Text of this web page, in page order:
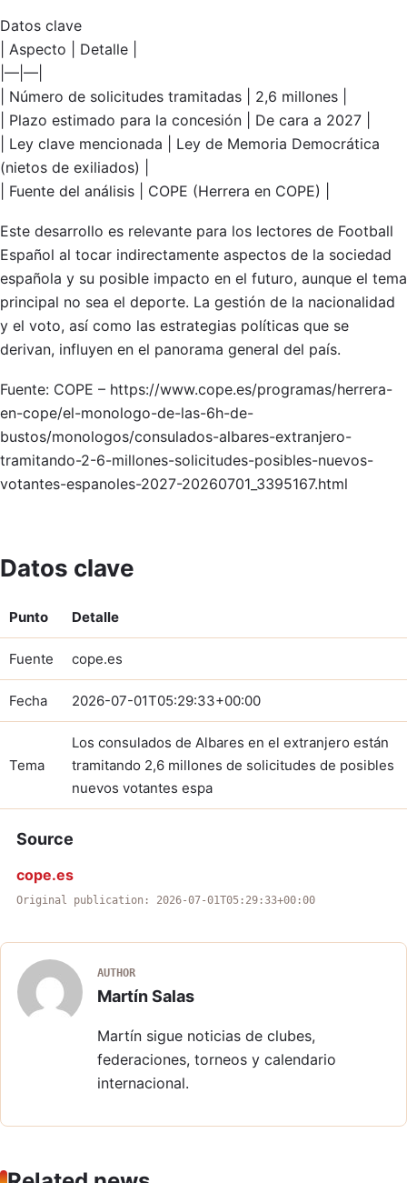
Datos clave
| Aspecto | Detalle |
|—|—|
| Número de solicitudes tramitadas | 2,6 millones |
| Plazo estimado para la concesión | De cara a 2027 |
| Ley clave mencionada | Ley de Memoria Democrática
(nietos de exiliados) |
| Fuente del análisis | COPE (Herrera en COPE) |
Este desarrollo es relevante para los lectores de Football
Español al tocar indirectamente aspectos de la sociedad
española y su posible impacto en el futuro, aunque el tema
principal no sea el deporte. La gestión de la nacionalidad
y el voto, así como las estrategias políticas que se
derivan, influyen en el panorama general del país.
Fuente: COPE – https://www.cope.es/programas/herrera-
en-cope/el-monologo-de-las-6h-de-
bustos/monologos/consulados-albares-extranjero-
tramitando-2-6-millones-solicitudes-posibles-nuevos-
votantes-espanoles-2027-20260701_3395167.html
Datos clave
Punto Detalle
Fuente cope.es
Fecha 2026-07-01T05:29:33+00:00
Tema
Los consulados de Albares en el extranjero están
tramitando 2,6 millones de solicitudes de posibles
nuevos votantes espa
Source
cope.es
Original publication: 2026-07-01T05:29:33+00:00
AUTHOR
Martín Salas
Martín sigue noticias de clubes,
federaciones, torneos y calendario
internacional.